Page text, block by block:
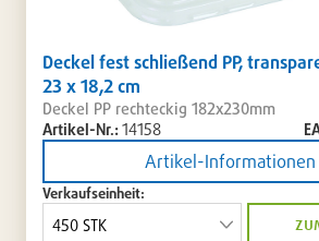
Deckel fest schließend PP,
23 x 18,2 cm
Deckel PP rechteckig 182x230mm
Artikel-Nr.:14158
Artikel-Informationen
Verkaufseinheit: